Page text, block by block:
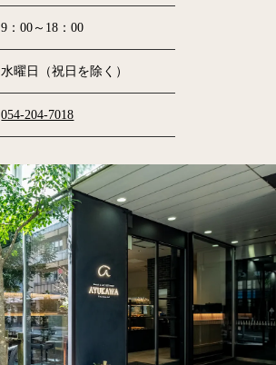
9：00～18：00
水曜日（祝日を除く）
054-204-7018